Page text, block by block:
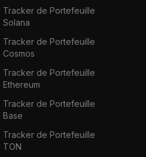
Tracker de Portefeuille
Solana
Tracker de Portefeuille
Cosmos
Tracker de Portefeuille
Ethereum
Tracker de Portefeuille
Base
Tracker de Portefeuille
TON